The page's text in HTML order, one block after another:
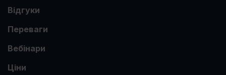
Відгуки
Переваги
Вебінари
Ціни